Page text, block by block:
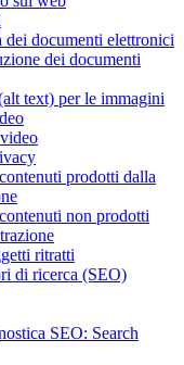
documenti elettronici
dei documenti
text) per le immagini
prodotti dalla
non prodotti
ritratti
di ricerca (SEO)
SEO: Search